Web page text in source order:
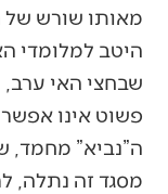
מאותו שורש של
היטב למלומדי
שבחצי האי ערב,
פשוט אינו
ה”נביא” מחמד,
מסגד זה נתלה,